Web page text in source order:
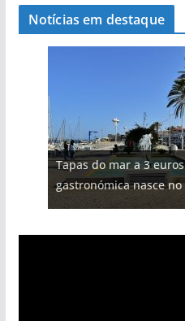
Notícias em destaque
Tapas do mar a 3
gastronómica nasce no